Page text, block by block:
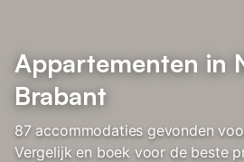
Appartementen in
Brabant
87 accommodaties gevonden
Vergelijk en boek voor de beste